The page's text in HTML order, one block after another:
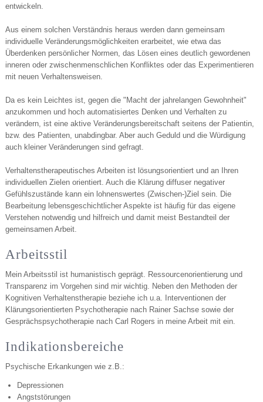
entwickeln.
Aus einem solchen Verständnis heraus werden dann gemeinsam
individuelle Veränderungsmöglichkeiten erarbeitet, wie etwa das
Überdenken persönlicher Normen, das Lösen eines deutlich gewordenen
inneren oder zwischenmenschlichen Konfliktes oder das Experimentieren
mit neuen Verhaltensweisen.
Da es kein Leichtes ist, gegen die "Macht der jahrelangen Gewohnheit"
anzukommen und hoch automatisiertes Denken und Verhalten zu
verändern, ist eine aktive Veränderungsbereitschaft seitens der Patientin,
bzw. des Patienten, unabdingbar. Aber auch Geduld und die Würdigung
auch kleiner Veränderungen sind gefragt.
Verhaltenstherapeutisches Arbeiten ist lösungsorientiert und an Ihren
individuellen Zielen orientiert. Auch die Klärung diffuser negativer
Gefühlszustände kann ein lohnenswertes (Zwischen-)Ziel sein. Die
Bearbeitung lebensgeschichtlicher Aspekte ist häufig für das eigene
Verstehen notwendig und hilfreich und damit meist Bestandteil der
gemeinsamen Arbeit.
Arbeitsstil
Mein Arbeitsstil ist humanistisch geprägt. Ressourcenorientierung und
Transparenz im Vorgehen sind mir wichtig. Neben den Methoden der
Kognitiven Verhaltenstherapie beziehe ich u.a. Interventionen der
Klärungsorientierten Psychotherapie nach Rainer Sachse sowie der
Gesprächspsychotherapie nach Carl Rogers in meine Arbeit mit ein.
Indikationsbereiche
Psychische Erkankungen wie z.B.:
Depressionen
Angststörungen